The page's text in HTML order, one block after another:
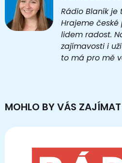
Rádio Blaník je
Hrajeme
lidem radost.
zajímavosti i
to má pro mě
MOHLO BY VÁS ZAJÍMAT